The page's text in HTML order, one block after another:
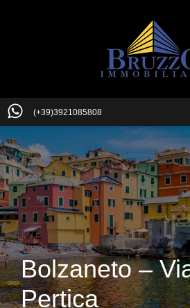
(+39)3921085808
Bolzaneto –
Pertica